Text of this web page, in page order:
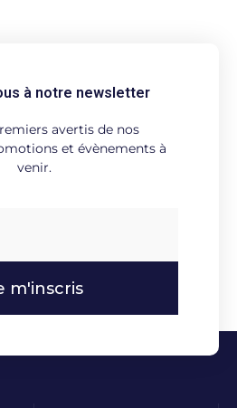
à notre newsletter
avertis de nos
et évènements à
venir.
m'inscris